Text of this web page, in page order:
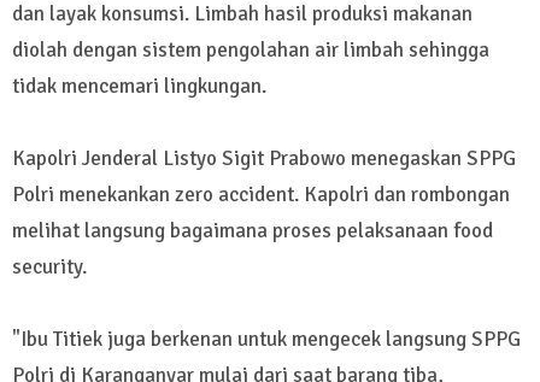
dan layak konsumsi. Limbah hasil produksi makanan
diolah dengan sistem pengolahan air limbah sehingga
tidak mencemari lingkungan.
Kapolri Jenderal Listyo Sigit Prabowo menegaskan SPPG
Polri menekankan zero accident. Kapolri dan rombongan
melihat langsung bagaimana proses pelaksanaan food
security.
"Ibu Titiek juga berkenan untuk mengecek langsung SPPG
Polri di Karanganyar mulai dari saat barang tiba,